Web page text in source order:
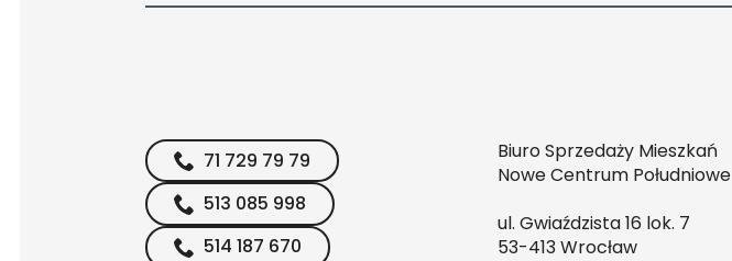
71 729 79 79
513 085 998
514 187 670
Biuro Sprzedaży Mieszkań
Nowe Centrum Południowe
ul. Gwiaździsta 16 lok. 7
53-413 Wrocław